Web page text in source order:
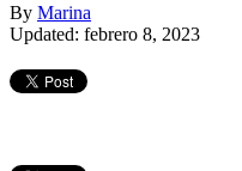
By Marina
Updated: febrero 8, 2023